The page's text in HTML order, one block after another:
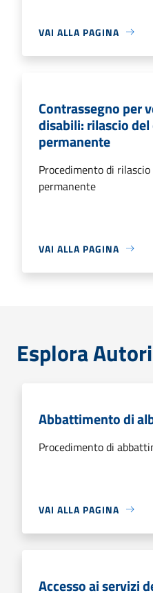
VAI ALLA PAGINA
Contrassegno per
disabili: rilascio
permanente
Procedimento di
permanente
VAI ALLA PAGINA
Esplora
Abbattimento di
Procedimento di
VAI ALLA PAGINA
Accesso ai servizi